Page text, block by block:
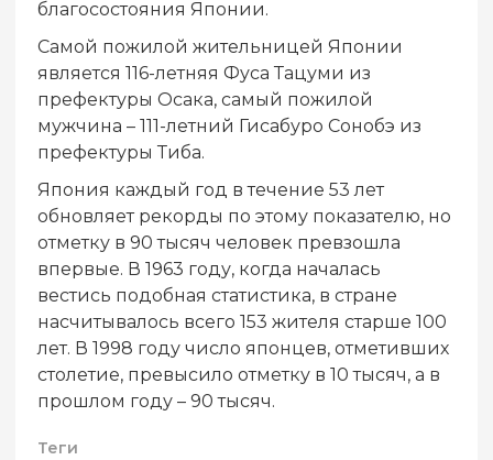
благосостояния Японии.
Самой пожилой жительницей Японии
является 116-летняя Фуса Тацуми из
префектуры Осака, самый пожилой
мужчина – 111-летний Гисабуро Сонобэ из
префектуры Тиба.
Япония каждый год в течение 53 лет
обновляет рекорды по этому показателю, но
отметку в 90 тысяч человек превзошла
впервые. В 1963 году, когда началась
вестись подобная статистика, в стране
насчитывалось всего 153 жителя старше 100
лет. В 1998 году число японцев, отметивших
столетие, превысило отметку в 10 тысяч, а в
прошлом году – 90 тысяч.
Теги